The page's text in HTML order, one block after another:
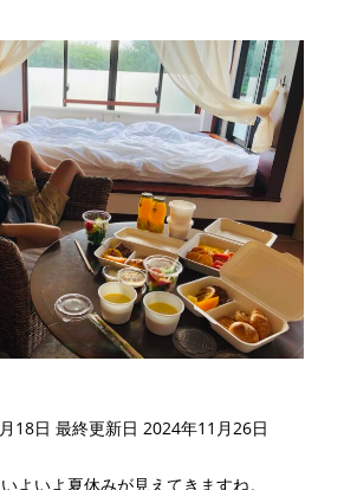
18日 最終更新日 2024年11月26日
よいよ夏休みが見えてきますね。